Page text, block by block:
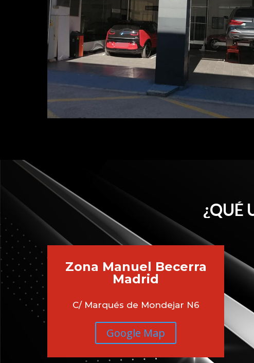
¿QUÉ
Zona Manuel Becerra
Madrid
C/ Marqués de Mondejar N6
Google Map